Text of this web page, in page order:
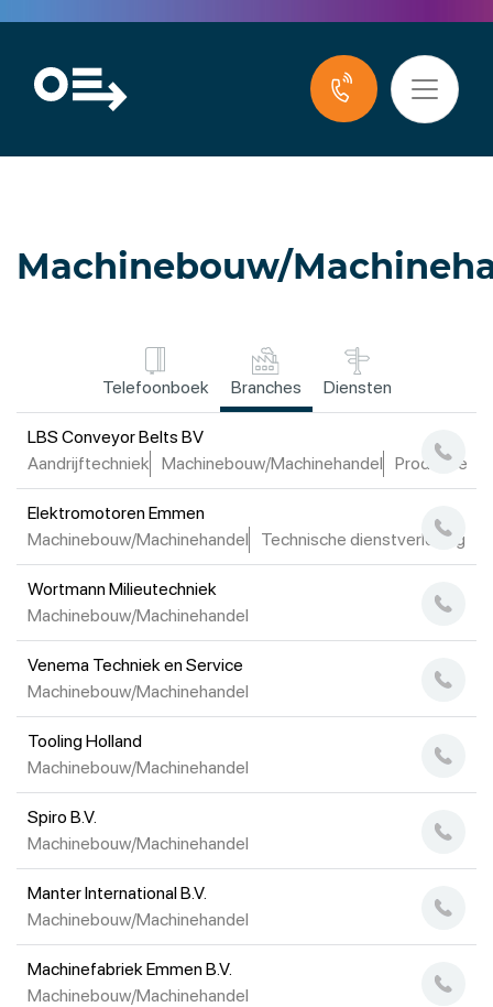
Machinebouw/
Telefoonboek Branches Diensten
LBS Conveyor Belts BV
Aandrijftechniek
Machinebouw/Machinehandel Productie
Elektromotoren Emmen
Machinebouw/Machinehandel
Technische dienstverlening
Wortmann Milieutechniek
Machinebouw/Machinehandel
Venema Techniek en Service
Machinebouw/Machinehandel
Tooling Holland
Machinebouw/Machinehandel
Spiro B.V.
Machinebouw/Machinehandel
Manter International B.V.
Machinebouw/Machinehandel
Machinefabriek Emmen B.V.
Machinebouw/Machinehandel